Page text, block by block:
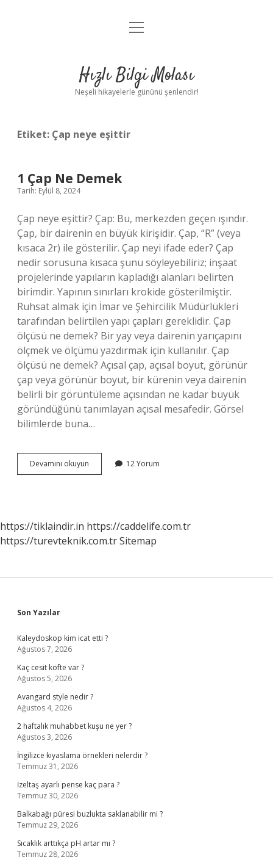
Anasayfa
Yasal Uyarı
menüyü
Hızlı Bilgi Molası
Neşeli hikayelerle gününü şenlendir!
Etiket: Çap neye eşittir
1 Çap Ne Demek
Tarih: Eylül 8, 2024
Çap neye eşittir? Çap: Bu, merkezden geçen ışındır.
Çap, bir dairenin en büyük kirişidir. Çap, “R” (veya
kısaca 2r) ile gösterilir. Çap neyi ifade eder? Çap
nedir sorusuna kısaca şunu söyleyebiliriz; inşaat
projelerinde yapıların kapladığı alanları belirten
birimdir. Yapının sınırları krokide gösterilmiştir.
Ruhsat almak için İmar ve Şehircilik Müdürlükleri
tarafından belirtilen yapı çapları gereklidir. Çap
ölçüsü ne demek? Bir yay veya dairenin yarıçapını
ölçmek ve ölçümü yazdırmak için kullanılır. Çap
ölçüsü ne demek? Açısal çap, açısal boyut, görünür
çap veya görünür boyut, bir kürenin veya dairenin
belirli bir görüntüleme açısından ne kadar büyük
göründüğünü tanımlayan açısal mesafedir. Görsel
bilimlerde buna…
Devamını okuyun
Çap
12 Yorum
https://tiklaindir.in https://caddelife.com.tr
https://turevteknik.com.trSitemap
Sidebar
Son Yazılar
Kaleydoskop kim icat etti ?
Ağustos 7, 2026
Kaç cesit köfte var ?
Ağustos 5, 2026
Avangard style nedir ?
Ağustos 4, 2026
2 haftalık muhabbet kuşu ne yer ?
Ağustos 3, 2026
İngilizce kıyaslama örnekleri nelerdir ?
Temmuz 31, 2026
İzeltaş ayarlı pense kaç para ?
Temmuz 30, 2026
Balkabağı püresi buzlukta saklanabilir mi ?
Temmuz 29, 2026
Sıcaklık arttıkça pH artar mı ?
Temmuz 28, 2026